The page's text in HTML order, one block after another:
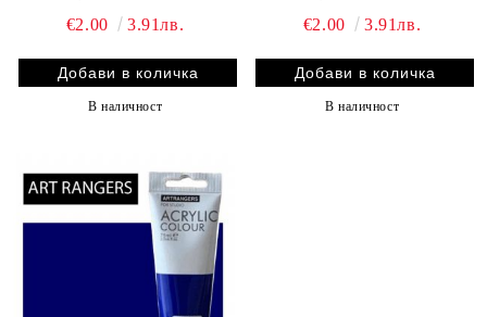
€2.00
3.91лв.
В наличност
€2.00
3.91лв.
В наличност